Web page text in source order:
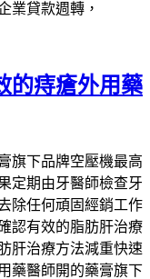
業貸款週轉，
的痔瘡外用藥
旗下品牌空壓機最高
定期由牙醫師檢查牙
除任何頑固經銷工作
認有效的脂肪肝治療
肝治療方法減重快速
藥醫師開的藥膏旗下